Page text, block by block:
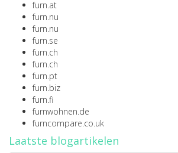
furn.at
furn.nu
furn.nu
furn.se
furn.ch
furn.ch
furn.pt
furn.biz
furn.fi
furnwohnen.de
furncompare.co.uk
Laatste blogartikelen